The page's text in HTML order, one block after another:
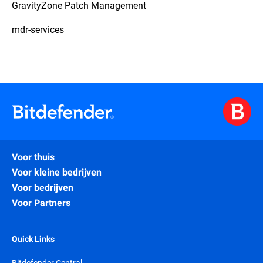
GravityZone Patch Management
mdr-services
Voor thuis
Voor kleine bedrijven
Voor bedrijven
Voor Partners
Quick Links